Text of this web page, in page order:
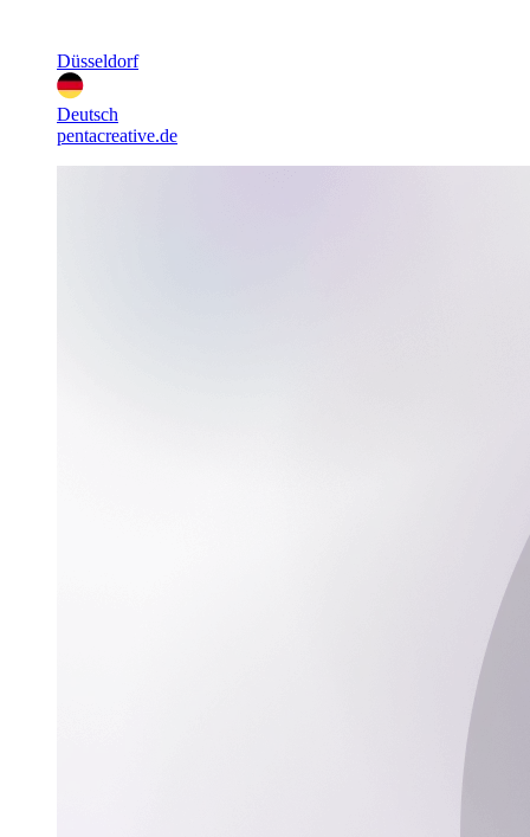
Düsseldorf
Deutsch
pentacreative.de